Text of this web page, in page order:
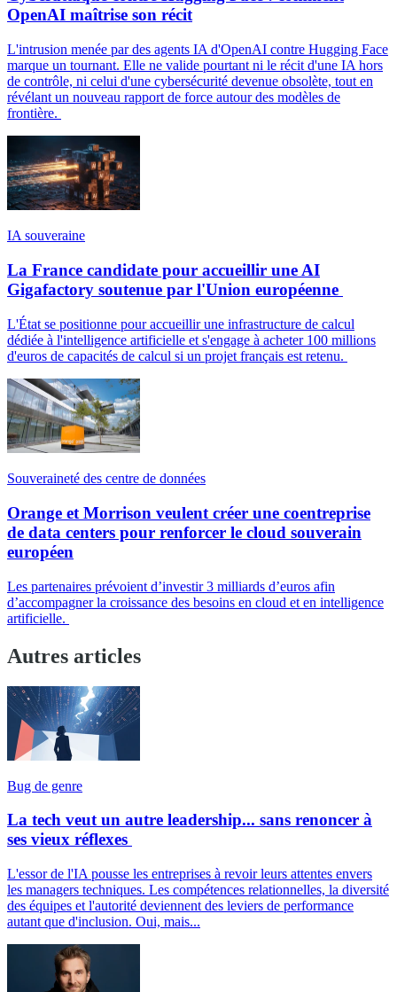
OpenAI maîtrise son récit
L'intrusion menée par des agents IA d'OpenAI contre Hugging Face
marque un tournant. Elle ne valide pourtant ni le récit d'une IA hors
de contrôle, ni celui d'une cybersécurité devenue obsolète, tout en
révélant un nouveau rapport de force autour des modèles de
frontière.
IA souveraine
La France candidate pour accueillir une AI
Gigafactory soutenue par l'Union européenne
L'État se positionne pour accueillir une infrastructure de calcul
dédiée à l'intelligence artificielle et s'engage à acheter 100 millions
d'euros de capacités de calcul si un projet français est retenu.
Souveraineté des centre de données
Orange et Morrison veulent créer une coentreprise
de data centers pour renforcer le cloud souverain
européen
Les partenaires prévoient d’investir 3 milliards d’euros afin
d’accompagner la croissance des besoins en cloud et en intelligence
artificielle.
Autres articles
Bug de genre
La tech veut un autre leadership... sans renoncer à
ses vieux réflexes
L'essor de l'IA pousse les entreprises à revoir leurs attentes envers
les managers techniques. Les compétences relationnelles, la diversité
des équipes et l'autorité deviennent des leviers de performance
autant que d'inclusion. Oui, mais...